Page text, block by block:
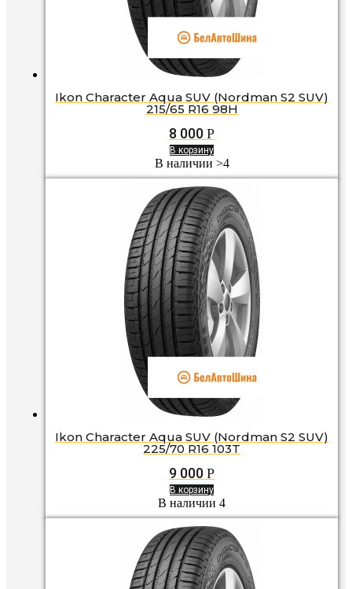
Ikon Character Aqua SUV (Nordman S2 SUV)
215/65 R16 98H
8 000 Р
В корзину
В наличии >4
Ikon Character Aqua SUV (Nordman S2 SUV)
225/70 R16 103T
9 000 Р
В корзину
В наличии 4